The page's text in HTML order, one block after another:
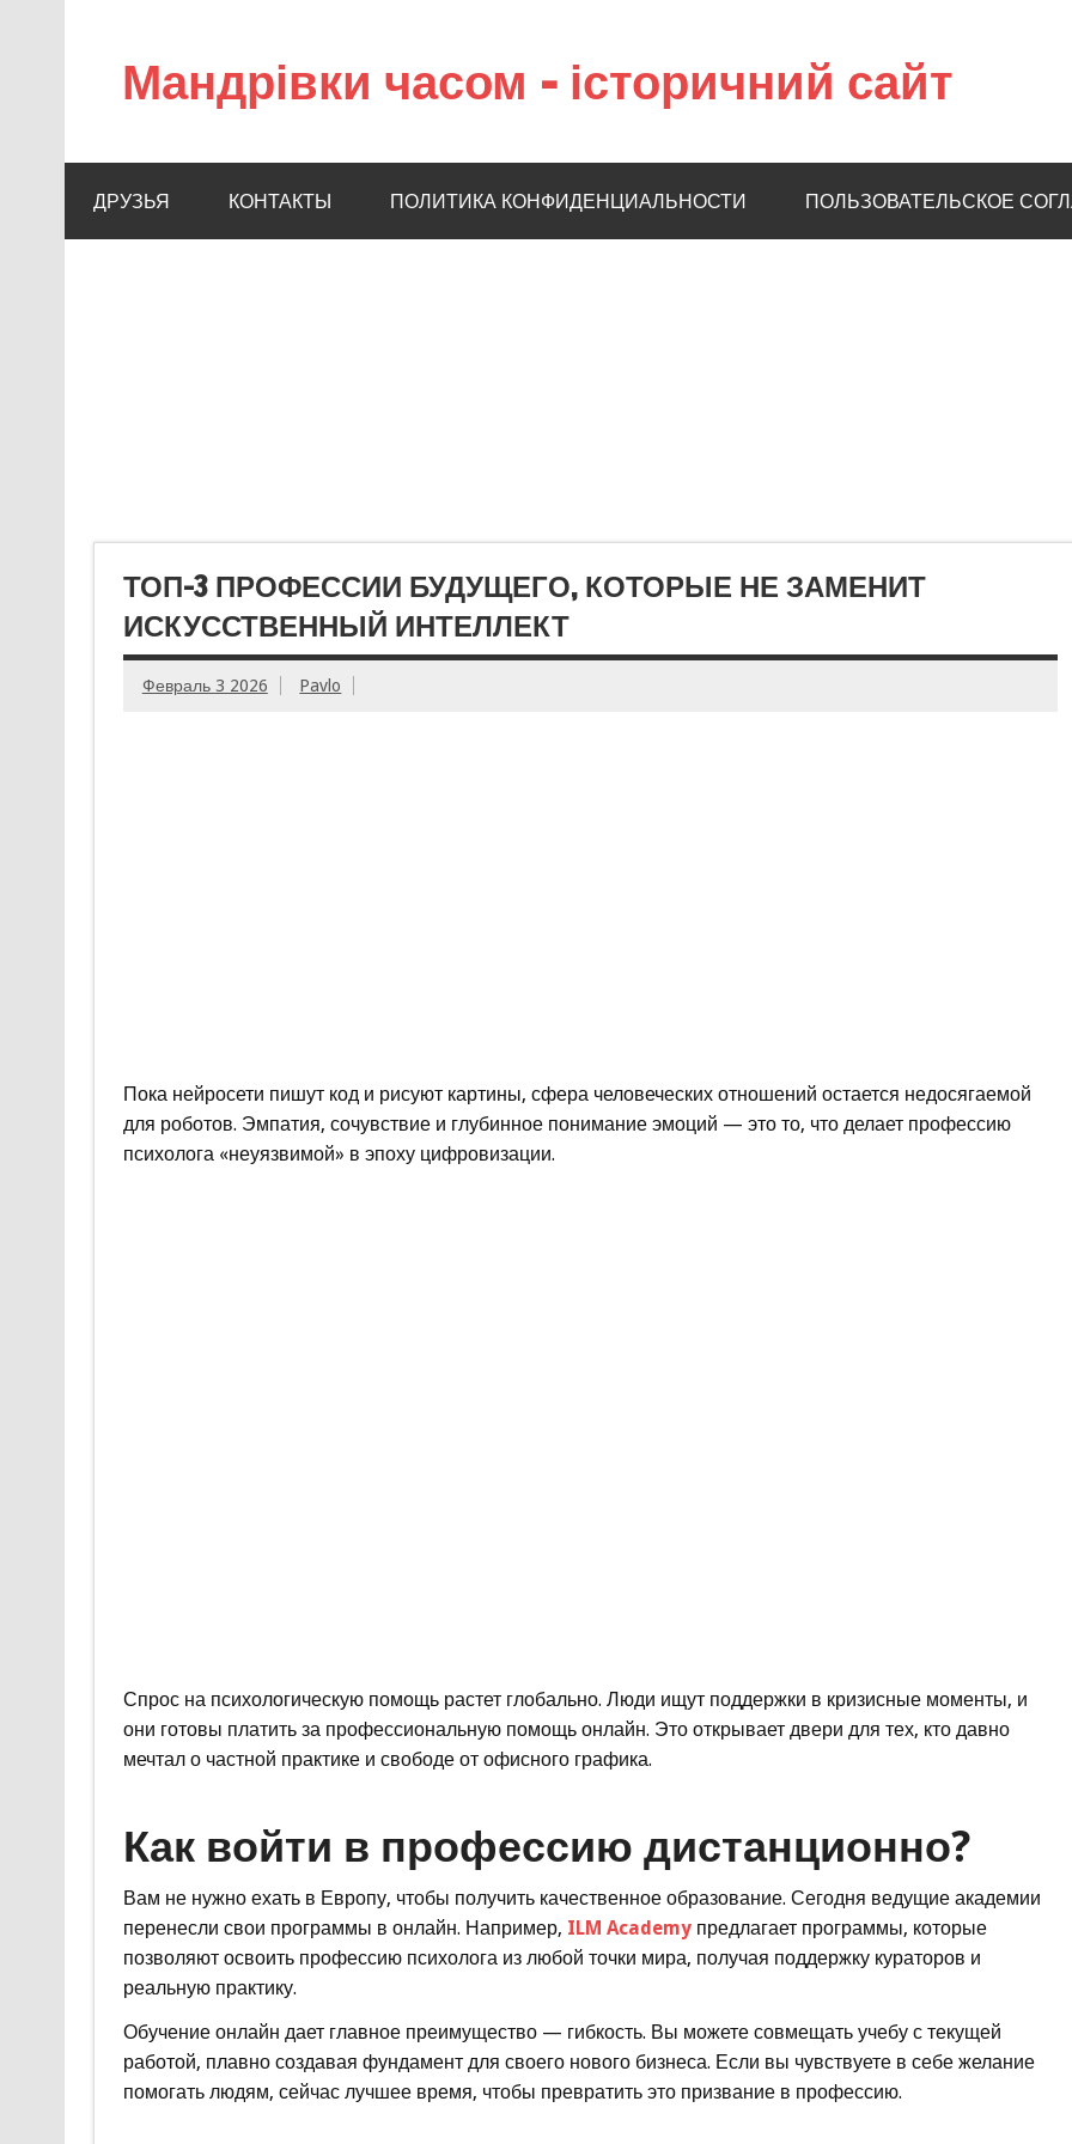
Мандрівки часом – історичний сайт
ДРУЗЬЯ КОНТАКТЫ ПОЛИТИКА КОНФИДЕНЦИАЛЬНОСТИ ПОЛЬЗОВАТЕЛЬСКОЕ
ТОП-3 ПРОФЕССИИ БУДУЩЕГО, КОТОРЫЕ НЕ ЗАМЕНИТ
ИСКУССТВЕННЫЙ ИНТЕЛЛЕКТ
Февраль 3 2026 Pavlo
Пока нейросети пишут код и рисуют картины, сфера человеческих отношений остается недосягаемой
для роботов. Эмпатия, сочувствие и глубинное понимание эмоций — это то, что делает профессию
психолога «неуязвимой» в эпоху цифровизации.
Спрос на психологическую помощь растет глобально. Люди ищут поддержки в кризисные моменты, и
они готовы платить за профессиональную помощь онлайн. Это открывает двери для тех, кто давно
мечтал о частной практике и свободе от офисного графика.
Как войти в профессию дистанционно?
Вам не нужно ехать в Европу, чтобы получить качественное образование. Сегодня ведущие академии
перенесли свои программы в онлайн. Например, ILM Academyпредлагает программы, которые
позволяют освоить профессию психолога из любой точки мира, получая поддержку кураторов и
реальную практику.
Обучение онлайн дает главное преимущество — гибкость. Вы можете совмещать учебу с текущей
работой, плавно создавая фундамент для своего нового бизнеса. Если вы чувствуете в себе желание
помогать людям, сейчас лучшее время, чтобы превратить это призвание в профессию.